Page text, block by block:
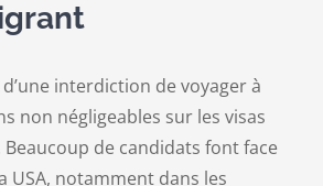
interdiction de voyager à
non négligeables sur les visas
de candidats font face
USA, notamment dans les